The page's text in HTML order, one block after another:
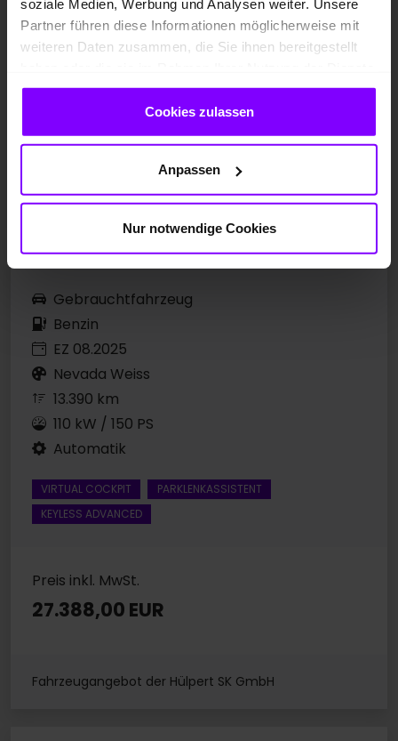
soziale Medien, Werbung und Analysen weiter. Unsere
Partner führen diese Informationen möglicherweise mit
weiteren Daten zusammen, die Sie ihnen bereitgestellt
gesammelt haben.
Cookies zulassen
Anpassen
Nur notwendige Cookies
Gebrauchtfahrzeug
Benzin
EZ 08.2025
Nevada Weiss
13.390 km
110 kW / 150 PS
Automatik
VIRTUAL COCKPIT
PARKLENKASSISTENT
KEYLESS ADVANCED
Preis inkl. MwSt.
27.388,00 EUR
Fahrzeugangebot der Hülpert SK GmbH